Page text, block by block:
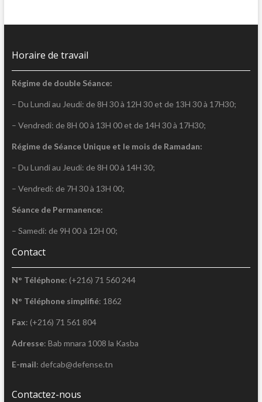
Horaire de travail
Régime de double Séance:
– Du Lundi au Jeudi: de 8H 30 à 12H 30 et de 13H 30 à 17H30;
– Vendredi: de 8H 00 à 13H 00 et de 14H 30 à 17H30;
Régime de Séance Unique et le mois de Ramadan:
– Du Lundi au Jeudi: de 8H 00 à 14H 30;
– Vendredi: de 7H 30 à 13H 00;
Séance de Permanence:
– Samedi: de 9H 00 à 12H 00;
Contact
N° Téléphone: (+216) 71 560 244
N° Téléphone simplifié: 1862
Fax: (+216) 71 561 804
Adresse: Bab mnara 1008 la Kasba
E-mail: defcab@defense.tn
Contactez-nous